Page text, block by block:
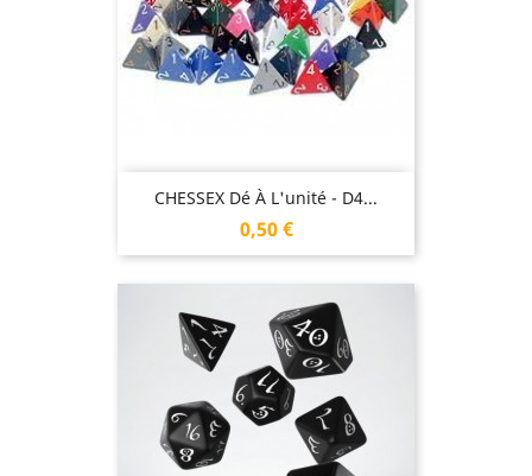
CHESSEX Dé À L'unité - D4...
Prix
0,50 €